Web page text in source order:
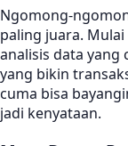
Ngomong-
paling juara.
analisis data yang
yang bikin
cuma bisa
jadi kenyataan.